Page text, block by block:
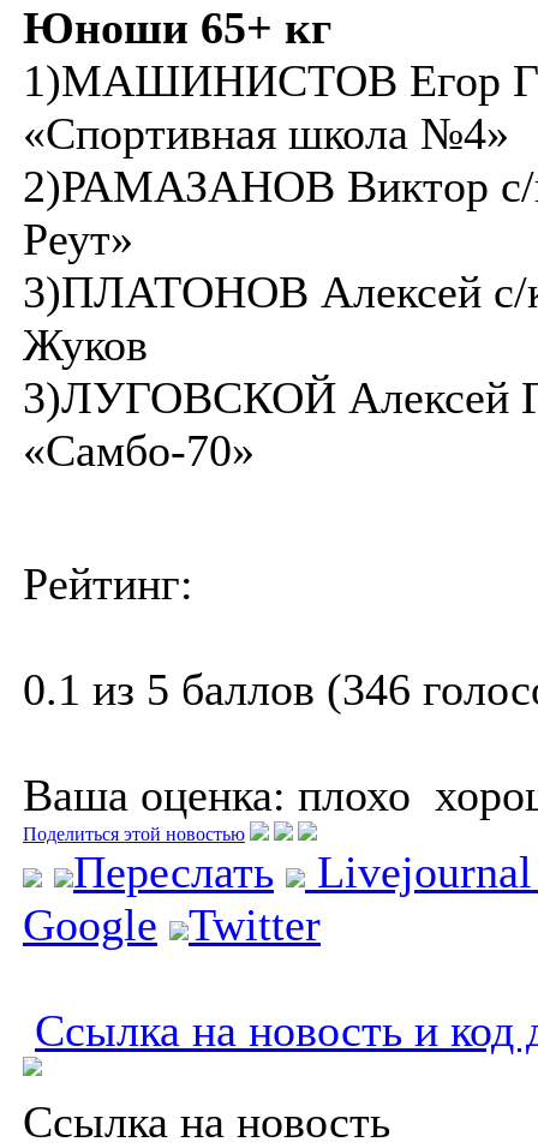
Юноши 65+ кг
1)МАШИНИСТОВ Егор
«Спортивная школа №4»
2)РАМАЗАНОВ Виктор с/
Реут»
3)ПЛАТОНОВ Алексей с/
Жуков
3)ЛУГОВСКОЙ Алексей
«Самбо-70»
Рейтинг:
0.1 из 5 баллов (346
Ваша оценка: плохо
Поделиться этой новостью
Переслать
Google
Twitter
Ссылка на новость и код
Ссылка на новость